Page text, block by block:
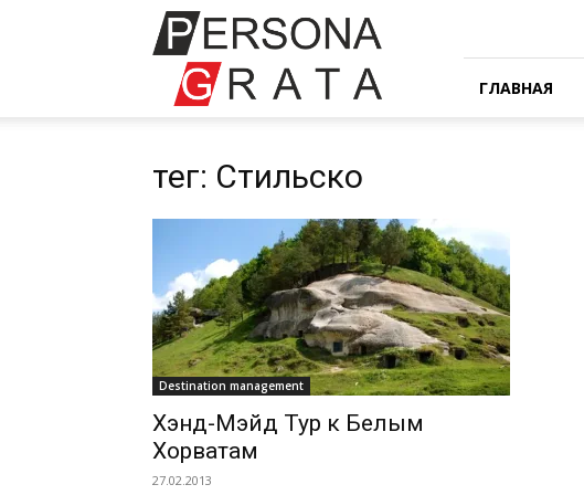
Ивент
компания
Персона
Грата
ГЛАВНАЯ
тег: Стильско
Destination management
Хэнд-Мэйд Тур к Белым
Хорватам
27.02.2013